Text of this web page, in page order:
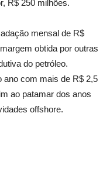
R$ 250 milhões.
mensal de R$
obtida por outras
do petróleo.
ano com mais de R$ 2,5
ao patamar dos anos
offshore.